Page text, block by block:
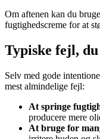
Om aftenen kan du
fugtighedscreme for at
Typiske fejl,
Selv med gode
mest almindelige fejl:
At springe
producere mere
At bruge for